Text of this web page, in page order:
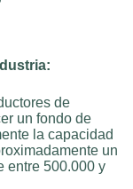
de
un fondo de
la capacidad
un
entre 500.000 y